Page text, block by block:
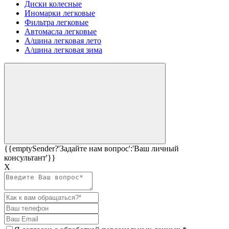
Диски колесные
Иномарки легковые
Фильтра легковые
Автомасла легковые
А/шина легковая лето
А/шина легковая зима
{{emptySender?'Задайте нам вопрос':'Ваш личный
консультант'}}
Х